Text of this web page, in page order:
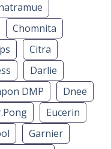
Chomnita
Citra
Darlie
DMP
Dnee
Eucerin
Garnier